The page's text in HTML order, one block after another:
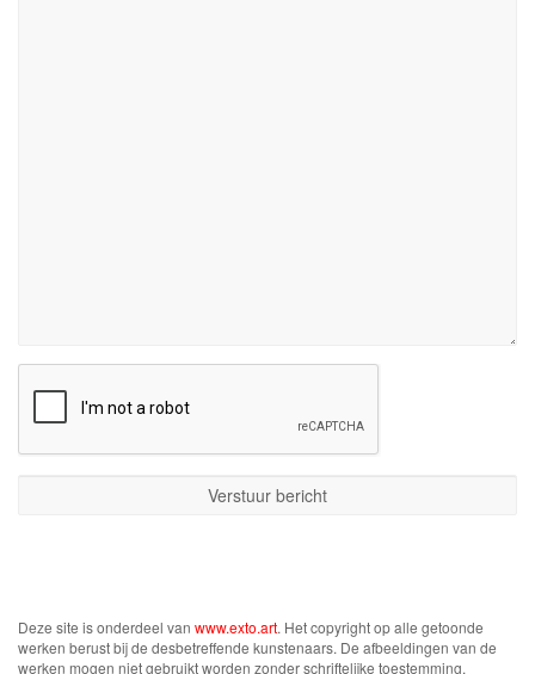
Deze site is onderdeel van www.exto.art. Het copyright op alle getoonde
werken berust bij de desbetreffende kunstenaars. De afbeeldingen van de
werken mogen niet gebruikt worden zonder schriftelijke toestemming.